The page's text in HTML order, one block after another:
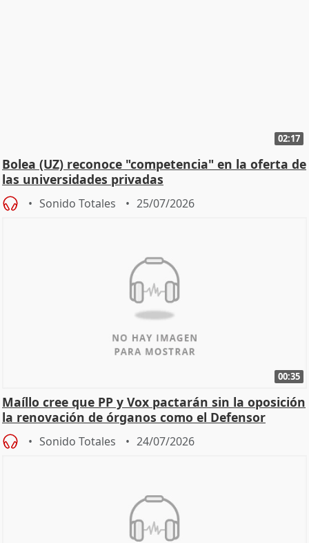
02:17
Bolea (UZ) reconoce "competencia" en la oferta de
las universidades privadas
Sonido Totales 25/07/2026
00:35
Maíllo cree que PP y Vox pactarán sin la oposición
la renovación de órganos como el Defensor
Sonido Totales 24/07/2026